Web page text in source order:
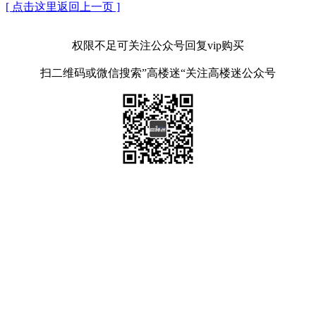
[ 点击这里返回上一页 ]
权限不足可关注公众号回复vip购买
扫二维码或微信搜索”高楼迷“关注高楼迷公众号